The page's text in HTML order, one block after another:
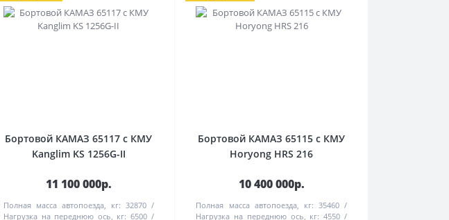
Бортовой КАМАЗ 65117 с КМУ
Kanglim KS 1256G-II
11 100 000р.
Полная масса автопоезда, кг: 32870
Нагрузка на переднюю ось, кг: 6500
Бортовой КАМАЗ 65115 с КМУ
Horyong HRS 216
10 400 000р.
Полная масса автопоезда, кг: 35460
Нагрузка на переднюю ось, кг: 4550